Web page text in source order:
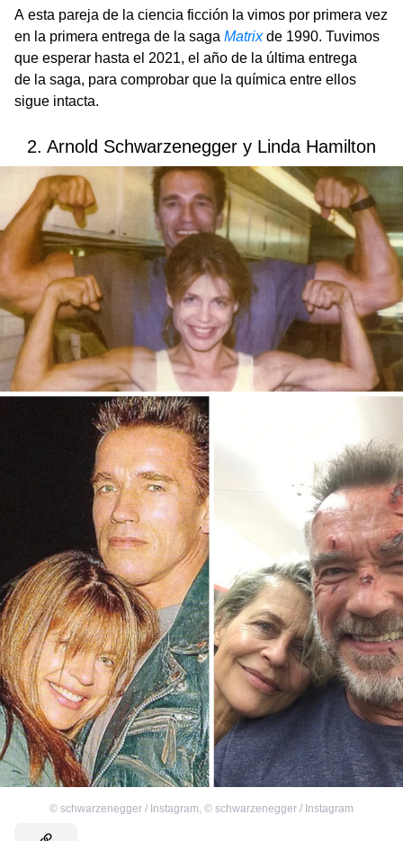
A esta pareja de la ciencia ficción la vimos por primera vez
en la primera entrega de la saga Matrixde 1990. Tuvimos
que esperar hasta el 2021, el año de la última entrega
de la saga, para comprobar que la química entre ellos
sigue intacta.
2. Arnold Schwarzenegger y Linda Hamilton
© schwarzenegger / Instagram, © schwarzenegger / Instagram